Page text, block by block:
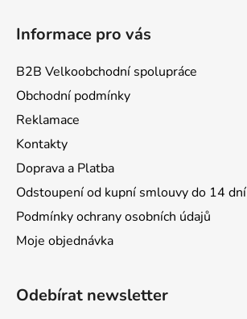
Informace pro vás
B2B Velkoobchodní spolupráce
Obchodní podmínky
Reklamace
Kontakty
Doprava a Platba
Odstoupení od kupní smlouvy do 14 dní
Podmínky ochrany osobních údajů
Moje objednávka
Odebírat newsletter